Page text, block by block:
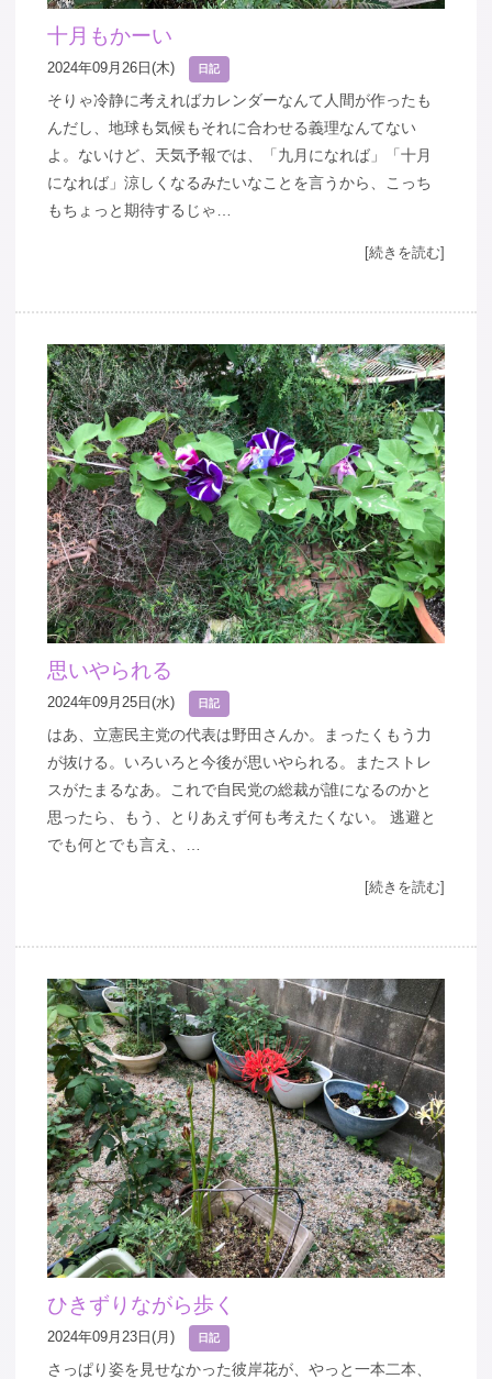
十月もかーい
2024年09月26日(木) 日記
そりゃ冷静に考えればカレンダーなんて人間が作ったも
んだし、地球も気候もそれに合わせる義理なんてない
よ。ないけど、天気予報では、「九月になれば」「十月
になれば」涼しくなるみたいなことを言うから、こっち
もちょっと期待するじゃ…
[続きを読む]
思いやられる
2024年09月25日(水) 日記
はあ、立憲民主党の代表は野田さんか。まったくもう力
が抜ける。いろいろと今後が思いやられる。またストレ
スがたまるなあ。これで自民党の総裁が誰になるのかと
思ったら、もう、とりあえず何も考えたくない。 逃避と
でも何とでも言え、…
[続きを読む]
ひきずりながら歩く
2024年09月23日(月) 日記
さっぱり姿を見せなかった彼岸花が、やっと一本二本、